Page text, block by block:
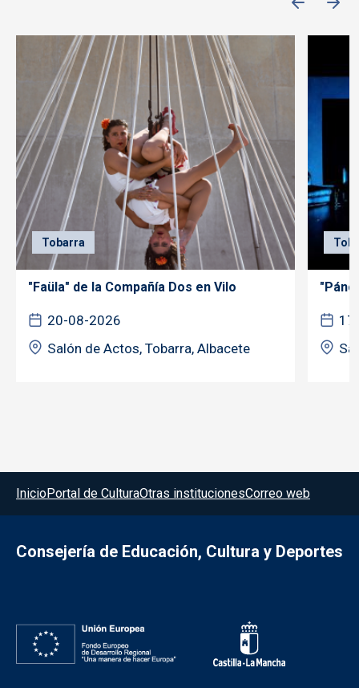
Tobarra
"Faüla" de la Compañía Dos en Vilo
20-08-2026
Salón de Actos, Tobarra, Albacete
Menú del pie
InicioPortal de CulturaOtras institucionesCorreo web
Consejería de Educación, Cultura y Deportes